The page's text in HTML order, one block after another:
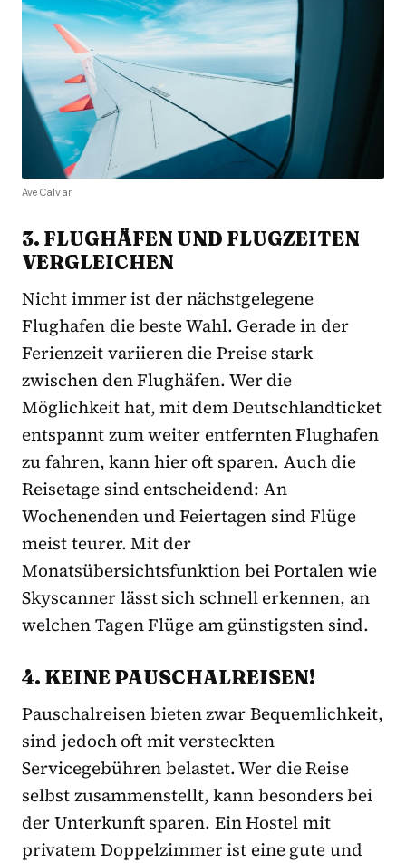
Ave Calvar
3. FLUGHÄFEN UND FLUGZEITEN
VERGLEICHEN
Nicht immer ist der nächstgelegene
Flughafen die beste Wahl. Gerade in der
Ferienzeit variieren die Preise stark
zwischen den Flughäfen. Wer die
Möglichkeit hat, mit dem Deutschlandticket
entspannt zum weiter entfernten Flughafen
zu fahren, kann hier oft sparen. Auch die
Reisetage sind entscheidend: An
Wochenenden und Feiertagen sind Flüge
meist teurer. Mit der
Monatsübersichtsfunktion bei Portalen wie
Skyscanner lässt sich schnell erkennen, an
welchen Tagen Flüge am günstigsten sind.
4. KEINE PAUSCHALREISEN!
Pauschalreisen bieten zwar Bequemlichkeit,
sind jedoch oft mit versteckten
Servicegebühren belastet. Wer die Reise
selbst zusammenstellt, kann besonders bei
der Unterkunft sparen. Ein Hostel mit
privatem Doppelzimmer ist eine gute und